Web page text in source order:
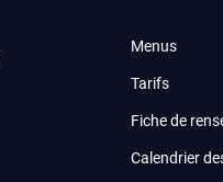
Menus
Tarifs
Fiche de
Calendrier